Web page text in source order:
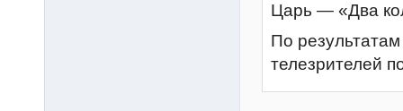
Царь — «Два
По
телезрителей